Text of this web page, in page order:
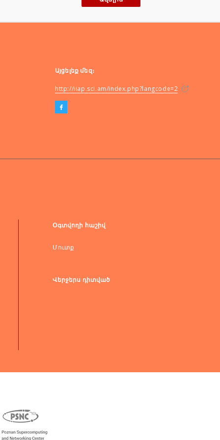
Այցելեք մեզ։
http://iiap.sci.am/index.php?langcode=2
Օգտվողի հաշիվ
Մուտք
Վերջերս դիտված